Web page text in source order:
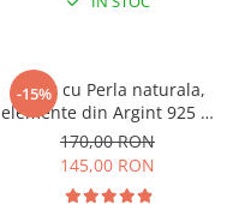
-15%
Colier cu Perla naturala,
elemente din Argint 925 si
margele Miyuki, verde/kiwi
170,00 RON
145,00 RON